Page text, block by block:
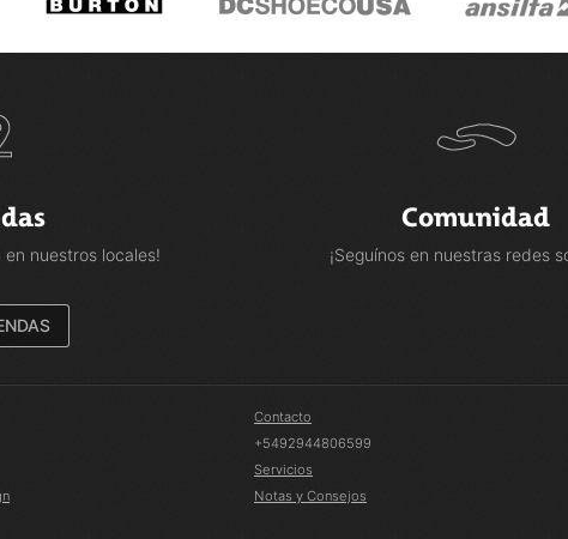
en nuestros locales!
Comunidad
¡Seguínos en nuestras redes
Contacto
+5492944806599
Servicios
Notas y Consejos